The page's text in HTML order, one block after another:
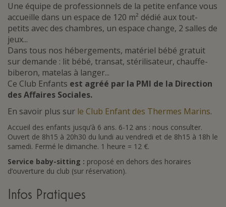
Une équipe de professionnels de la petite enfance vous
accueille dans un espace de 120 m² dédié aux tout-
petits avec des chambres, un espace change, 2 salles de
jeux...
Dans tous nos hébergements, matériel bébé gratuit
sur demande : lit bébé, transat, stérilisateur, chauffe-
biberon, matelas à langer...
Ce Club Enfants est agréé par la PMI de la Direction
des Affaires Sociales.
En savoir plus sur le Club Enfant des Thermes Marins.
Accueil des enfants jusqu’à 6 ans. 6-12 ans : nous consulter.
Ouvert de 8h15 à 20h30 du lundi au vendredi et de 8h15 à 18h le
samedi. Fermé le dimanche. 1 heure = 12 €.
Service baby-sitting : proposé en dehors des horaires
d’ouverture du club (sur réservation).
Infos Pratiques